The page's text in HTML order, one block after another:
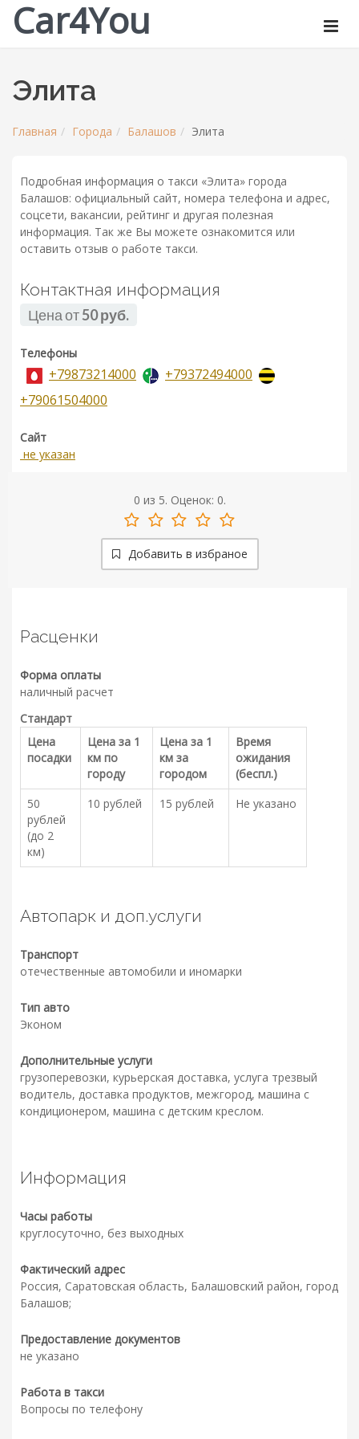
Car4You
Элита
Главная Города Балашов Элита
Подробная информация о такси «Элита» города
Балашов: официальный сайт, номера телефона и адрес,
соцсети, вакансии, рейтинг и другая полезная
информация. Так же Вы можете ознакомится или
оставить отзыв о работе такси.
Контактная информация
Цена от50 руб.
Телефоны
+79873214000
+79372494000
+79061504000
Сайт
не указан
0 из 5. Оценок: 0.
Добавить в избраное
Расценки
Форма оплаты
наличный расчет
Стандарт
Цена
посадки
Цена за 1
км по
городу
Цена за 1
км за
городом
Время
ожидания
(беспл.)
50
рублей
(до 2
км)
10 рублей 15 рублей Не указано
Автопарк и доп.услуги
Транспорт
отечественные автомобили и иномарки
Тип авто
Эконом
Дополнительные услуги
грузоперевозки, курьерская доставка, услуга трезвый
водитель, доставка продуктов, межгород, машина с
кондиционером, машина с детским креслом.
Информация
Часы работы
круглосуточно, без выходных
Фактический адрес
Россия, Саратовская область, Балашовский район, город
Балашов;
Предоставление документов
не указано
Работа в такси
Вопросы по телефону